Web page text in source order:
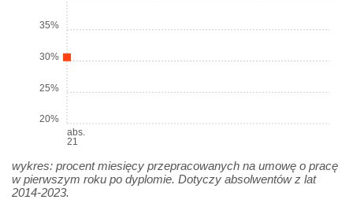
abs.
21
20%
25%
30%
35%
wykres: procent miesięcy przepracowanych na umowę o pracę
w pierwszym roku po dyplomie. Dotyczy absolwentów z lat
2014-2023.